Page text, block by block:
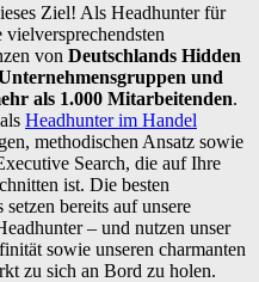
Ziel! Als Headhunter für
von Deutschlands Hidden
und
als 1.000 Mitarbeitenden.
Headhunter im Handel
methodischen Ansatz sowie
Search, die auf Ihre
ist. Die besten
bereits auf unsere
– und nutzen unser
sowie unseren charmanten
zu sich an Bord zu holen.